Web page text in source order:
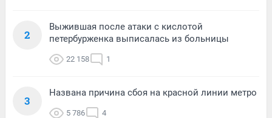
2
Выжившая после атаки с кислотой
петербурженка выписалась из больницы
22 158 1
3
Названа причина сбоя на красной линии метро
5 786 4